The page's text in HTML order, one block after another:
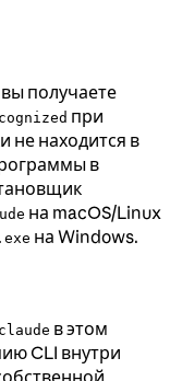
получаете
при
не находится в
в
на macOS/Linux
на Windows.
claude в этом
CLI внутри